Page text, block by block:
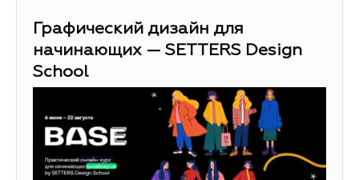
Графический дизайн для
начинающих — SETTERS Design
School